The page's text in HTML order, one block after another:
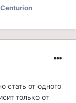
стать от одного
только от